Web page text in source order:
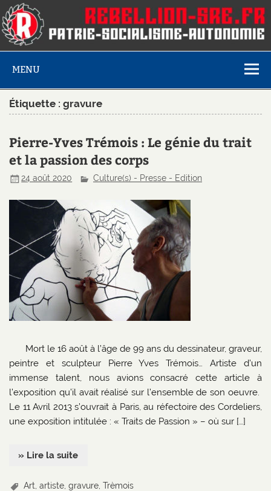
MENU
Étiquette :gravure
Pierre-Yves Trémois : Le génie du trait
et la passion des corps
24 août 2020 Culture(s) - Presse - Edition
Mort le 16 août à l’âge de 99 ans du dessinateur, graveur,
peintre et sculpteur Pierre Yves Trémois… Artiste d’un
immense talent, nous avions consacré cette article à
l’exposition qu’il avait réalisé sur l’ensemble de son oeuvre.
Le 11 Avril 2013 s’ouvrait à Paris, au réfectoire des Cordeliers,
une exposition intitulée : « Traits de Passion » – où sur […]
» Lire la suite
Art ,artiste ,gravure ,Trèmois